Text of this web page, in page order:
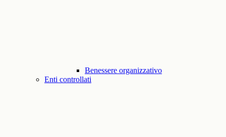
Benessere organizzativo
Enti controllati